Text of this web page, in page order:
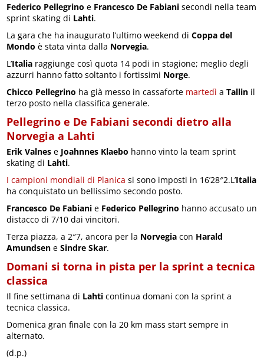
Federico Pellegrino e Francesco De Fabiani secondi nella team
sprint skating di Lahti.
La gara che ha inaugurato l’ultimo weekend diCoppa del
Mondo è stata vinta dalla Norvegia.
L’Italia raggiunge così quota 14 podi in stagione; meglio degli
azzurri hanno fatto soltanto i fortissimi Norge.
Chicco Pellegrino ha già messo in cassaforte martedì aTallin il
terzo posto nella classifica generale.
Pellegrino e De Fabiani secondi dietro alla
Norvegia a Lahti
Erik Valnes e Joahnnes Klaebo hanno vinto la team sprint
skating di Lahti.
I campioni mondiali di Planica si sono imposti in 16’28″2.L’Italia
ha conquistato un bellissimo secondo posto.
Francesco De Fabiani e Federico Pellegrino hanno accusato un
distacco di 7/10 dai vincitori.
Terza piazza, a 2″7, ancora per la Norvegia con Harald
Amundsen eSindre Skar.
Domani si torna in pista per la sprint a tecnica
classica
Il fine settimana di Lahti continua domani con la sprint a
tecnica classica.
Domenica gran finale con la 20 km mass start sempre in
alternato.
(d.p.)